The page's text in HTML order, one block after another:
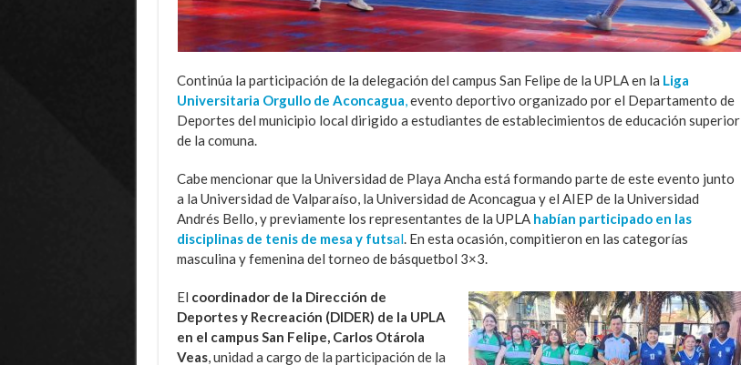
Continúa la participación de la delegación del campus San Felipe de la UPLA en la Liga
Universitaria Orgullo de Aconcagua,evento deportivo organizado por el Departamento de
Deportes del municipio local dirigido a estudiantes de establecimientos de educación superior
de la comuna.
Cabe mencionar que la Universidad de Playa Ancha está formando parte de este evento junto
a la Universidad de Valparaíso, la Universidad de Aconcagua y el AIEP de la Universidad
Andrés Bello, y previamente los representantes de la UPLA habían participado en las
disciplinas de tenis de mesa y futsal. En esta ocasión, compitieron en las categorías
masculina y femenina del torneo de básquetbol 3×3.
El coordinador de la Dirección de
Deportes y Recreación (DIDER) de la UPLA
en el campus San Felipe, Carlos Otárola
Veas, unidad a cargo de la participación de la